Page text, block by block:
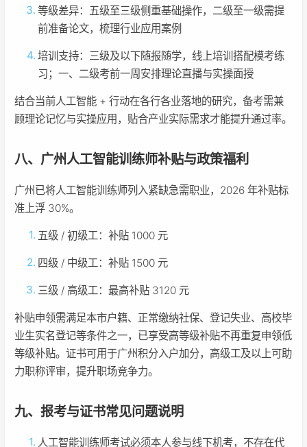
等级差异：五级至三级侧重基础操作，二级至一级需提
前准备论文，梳理行业应用案例
培训支持：三级及以下随报随学，线上培训搭配模考练
习；一、二级考前一周安排理论直播与实操面授
结合当前人工智能 + 行动在各行各业落地的研究，备考需兼
顾理论记忆与实操应用，贴合产业实际需求才能提升通过率。
八、广州人工智能训练师补贴与政策福利
广州已将人工智能训练师列入紧缺急需职业，2026 年补贴标
准上浮 30%。
五级 / 初级工：补贴 1000 元
四级 / 中级工：补贴 1500 元
三级 / 高级工：最高补贴 3120 元
补贴申领需满足本市户籍、正常缴纳社保、登记失业、高校毕
业生实名登记等条件之一，已享受高等级补贴不再重复申领低
等级补贴。证书可用于广州积分入户加分，高级工及以上可助
力职称评审，提升职场竞争力。
九、报考与证书常见问题说明
人工智能训练师考试必须本人参与线下机考，不存在代